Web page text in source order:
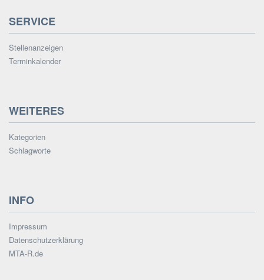
SERVICE
Stellenanzeigen
Terminkalender
WEITERES
Kategorien
Schlagworte
INFO
Impressum
Datenschutzerklärung
MTA-R.de